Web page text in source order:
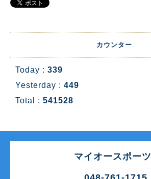
カウンター
Today : 339
Yesterday : 449
Total : 541528
マイオースポーツ